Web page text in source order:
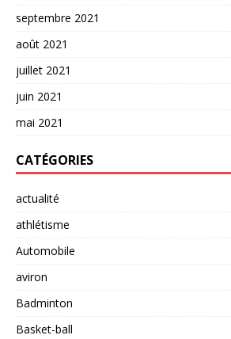
septembre 2021
août 2021
juillet 2021
juin 2021
mai 2021
CATÉGORIES
actualité
athlétisme
Automobile
aviron
Badminton
Basket-ball